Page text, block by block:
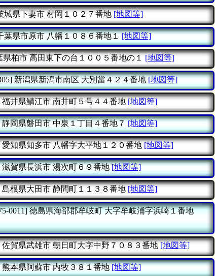
城県下妻市村岡１０２７番地 [地図等]
葉県市原市八幡１０８６番地１ [地図等]
県柏市高田東下の台１００５番地の１ [地図等]
新潟県新潟市南区大別當４２４番地 [地図等]
福井県鯖江市南井町５号４４番地 [地図等]
静岡県磐田市中泉１丁目４番地７ [地図等]
愛知県知多市八幡字大平地１２０番地 [地図等]
滋賀県長浜市湯次町６９番地 [地図等]
島根県大田市静間町１１３８番地 [地図等]
0011] 徳島県海部郡牟岐町大字牟岐浦字浜崎１番地
佐賀県武雄市朝日町大字中野７０８３番地 [地図等]
熊本県阿蘇市内牧３８１番地 [地図等]